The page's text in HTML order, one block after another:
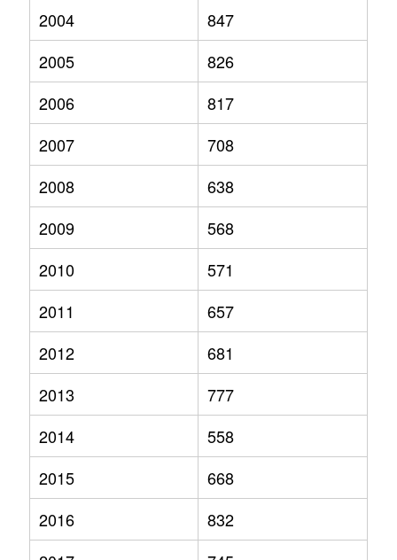
2004
847
2005
826
2006
817
2007
708
2008
638
2009
568
2010
571
2011
657
2012
681
2013
777
2014
558
2015
668
2016
832